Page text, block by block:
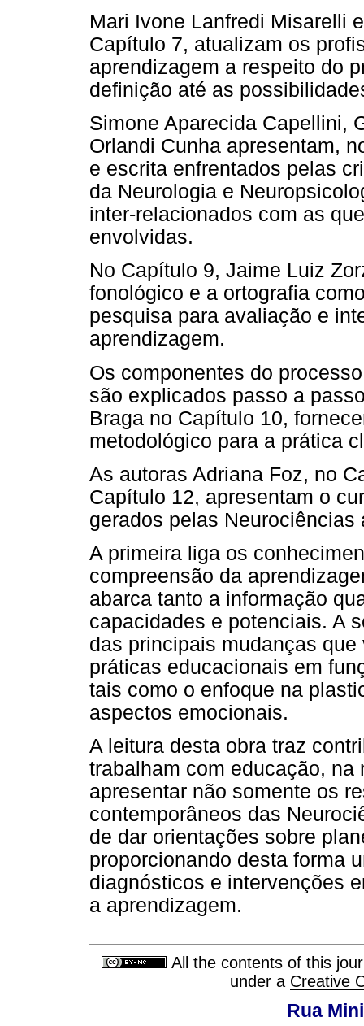
Mari Ivone Lanfredi Misarelli
Capítulo 7, atualizam os
aprendizagem a respeito do
definição até as
Simone Aparecida Capellini,
Orlandi Cunha apresentam,
e escrita enfrentados pelas
da Neurologia e
inter-relacionados com as
envolvidas.
No Capítulo 9, Jaime Luiz
fonológico e a ortografia
pesquisa para avaliação e
aprendizagem.
Os componentes do
são explicados passo a
Braga no Capítulo 10,
metodológico para a prática
As autoras Adriana Foz, no
Capítulo 12, apresentam o
gerados pelas
A primeira liga os
compreensão da
abarca tanto a informação
capacidades e potenciais. A
das principais mudanças
práticas educacionais em
tais como o enfoque na
aspectos emocionais.
A leitura desta obra traz
trabalham com educação, na
apresentar não somente os
contemporâneos das
de dar orientações sobre
proporcionando desta forma
diagnósticos e intervenções
a aprendizagem.
All the contents of this
under a Creative
Rua